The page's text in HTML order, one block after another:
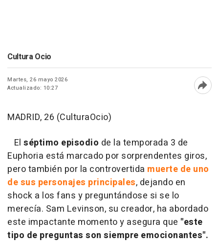
Cultura Ocio
Martes, 26 mayo 2026
Actualizado: 10:27
MADRID, 26 (CulturaOcio)
El séptimo episodio de la temporada 3 de
Euphoria está marcado por sorprendentes giros,
pero también por la controvertida muerte de uno
de sus personajes principales, dejando en
shock a los fans y preguntándose si se lo
merecía. Sam Levinson, su creador, ha abordado
este impactante momento y asegura que "este
tipo de preguntas son siempre emocionantes".